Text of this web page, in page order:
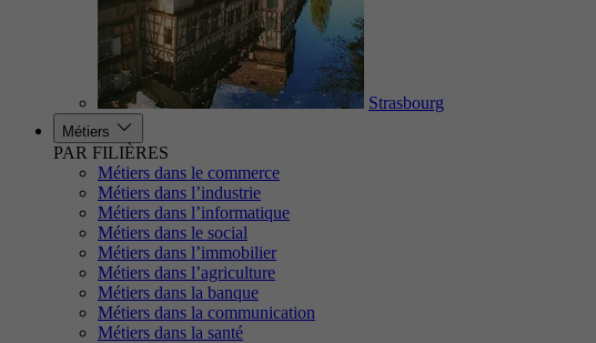
Strasbourg
Métiers
PAR FILIÈRES
Métiers dans le commerce
Métiers dans l’industrie
Métiers dans l’informatique
Métiers dans le social
Métiers dans l’immobilier
Métiers dans l’agriculture
Métiers dans la banque
Métiers dans la communication
Métiers dans la santé